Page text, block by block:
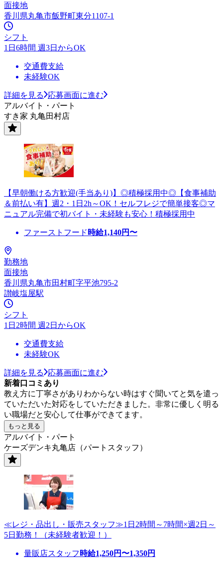
面接地
香川県丸亀市飯野町東分1107-1
シフト
1日6時間 週3日からOK
交通費支給
未経験OK
詳細を見る
応募画面に進む
アルバイト・パート
すき家 丸亀田村店
【早朝働ける方歓迎(手当あり)】◎積極採用中◎【食事補助
＆前払い有】週2・1日2h～OK！セルフレジで簡単接客◎マ
ニュアル完備で初バイト・未経験も安心！積極採用中
ファーストフード 時給1,140円〜
勤務地
面接地
香川県丸亀市田村町字平池795-2
讃岐塩屋駅
シフト
1日2時間 週2日からOK
交通費支給
未経験OK
詳細を見る
応募画面に進む
新着口コミあり
教え方に丁寧さがありわからない時はすぐ聞いてと気を遣っ
ていただいた対応をしていただきました。非常に優しく明る
い職場だと安心して仕事ができてます。
もっと見る
アルバイト・パート
ケーズデンキ丸亀店（パートスタッフ）
≪レジ・品出し・販売スタッフ≫1日2時間～7時間×週2日～
5日勤務！（未経験者歓迎！）
量販店スタッフ 時給1,250円〜1,350円